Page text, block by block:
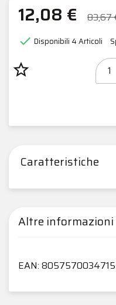
12,08 € 83,67
 Disponibili 4 Articoli
star_border
Caratteristiche
Altre informazioni
EAN: 8057570034715